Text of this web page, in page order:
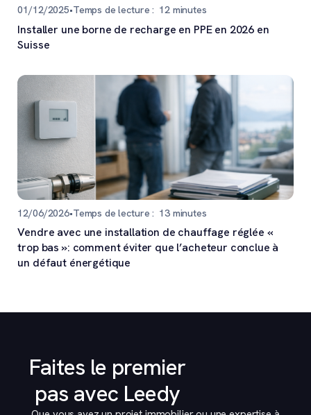
01/12/2025•Temps de lecture : 12minutes
Installer une borne de recharge en PPE en 2026 en
Suisse
12/06/2026•Temps de lecture : 13minutes
Vendre avec une installation de chauffage réglée «
trop bas »: comment éviter que l’acheteur conclue à
un défaut énergétique
Faites le premier
pas avec Leedy